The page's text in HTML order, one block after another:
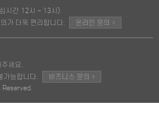
시간 12시 ~ 13시)
가 더욱 편리합니다.
온라인 문의 >
세요.
가능합니다.
비즈니스 문의 >